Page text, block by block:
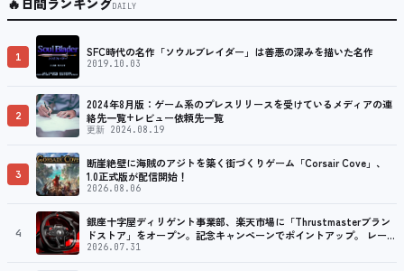
DAILY
1 SFC時代の名作「ソウルブレイダー」は善悪の深みを描いた名作
2019.10.03
2
2024年8月版：ゲーム系のプレスリリースを受けているメディアの連
絡先一覧+レビュー依頼先一覧
更新 2024.08.19
3
断崖絶壁に海賊のアジトを築く街づくりゲーム「Corsair Cove」、
1.0正式版が配信開始！
2026.08.06
4
銀座十字屋ディリゲント事業部、楽天市場に「Thrustmasterブラン
ドストア」をオープン。記念キャンペーンでポイントアップ。 レーシ
ング／フライトシム向けコントローラーを中心に、幅広くラインナッ
2026.07.31